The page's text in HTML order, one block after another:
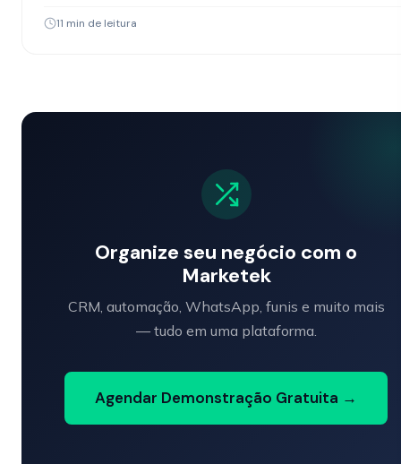
11 min de leitura
Organize seu negócio com o
Marketek
CRM, automação, WhatsApp, funis e muito mais
— tudo em uma plataforma.
Agendar Demonstração Gratuita →